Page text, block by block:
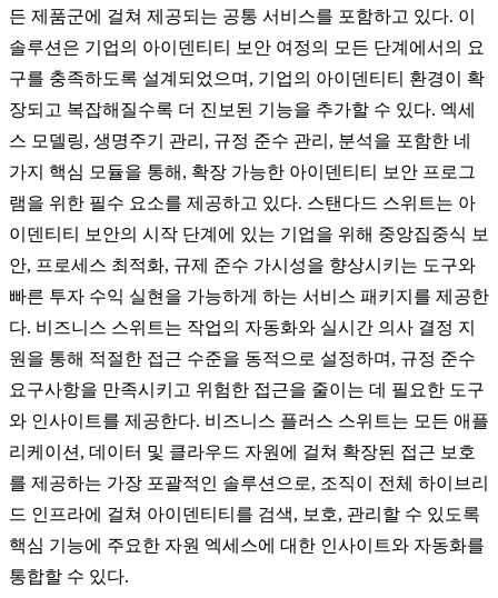
든 제품군에 걸쳐 제공되는 공통 서비스를 포함하고 있다. 이
솔루션은 기업의 아이덴티티 보안 여정의 모든 단계에서의 요
구를 충족하도록 설계되었으며, 기업의 아이덴티티 환경이 확
장되고 복잡해질수록 더 진보된 기능을 추가할 수 있다. 엑세
스 모델링, 생명주기 관리, 규정 준수 관리, 분석을 포함한 네
가지 핵심 모듈을 통해, 확장 가능한 아이덴티티 보안 프로그
램을 위한 필수 요소를 제공하고 있다. 스탠다드 스위트는 아
이덴티티 보안의 시작 단계에 있는 기업을 위해 중앙집중식 보
안, 프로세스 최적화, 규제 준수 가시성을 향상시키는 도구와
빠른 투자 수익 실현을 가능하게 하는 서비스 패키지를 제공한
다. 비즈니스 스위트는 작업의 자동화와 실시간 의사 결정 지
원을 통해 적절한 접근 수준을 동적으로 설정하며, 규정 준수
요구사항을 만족시키고 위험한 접근을 줄이는 데 필요한 도구
와 인사이트를 제공한다. 비즈니스 플러스 스위트는 모든 애플
리케이션, 데이터 및 클라우드 자원에 걸쳐 확장된 접근 보호
를 제공하는 가장 포괄적인 솔루션으로, 조직이 전체 하이브리
드 인프라에 걸쳐 아이덴티티를 검색, 보호, 관리할 수 있도록
핵심 기능에 주요한 자원 엑세스에 대한 인사이트와 자동화를
통합할 수 있다.